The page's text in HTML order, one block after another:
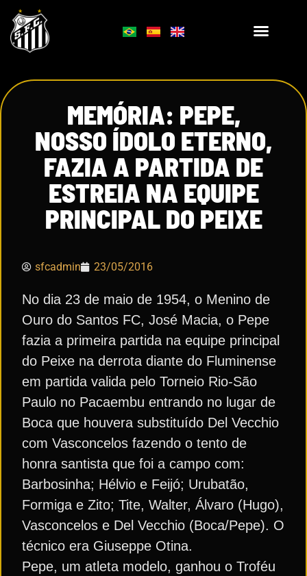
MEMÓRIA: PEPE,
NOSSO ÍDOLO ETERNO,
FAZIA A PARTIDA DE
ESTREIA NA EQUIPE
PRINCIPAL DO PEIXE
sfcadmin 23/05/2016
No dia 23 de maio de 1954, o Menino de
Ouro do Santos FC, José Macia, o Pepe
fazia a primeira partida na equipe principal
do Peixe na derrota diante do Fluminense
em partida valida pelo Torneio Rio-São
Paulo no Pacaembu entrando no lugar de
Boca que houvera substituído Del Vecchio
com Vasconcelos fazendo o tento de
honra santista que foi a campo com:
Barbosinha; Hélvio e Feijó; Urubatão,
Formiga e Zito; Tite, Walter, Álvaro (Hugo),
Vasconcelos e Del Vecchio (Boca/Pepe). O
técnico era Giuseppe Otina.
Pepe, um atleta modelo, ganhou o Troféu